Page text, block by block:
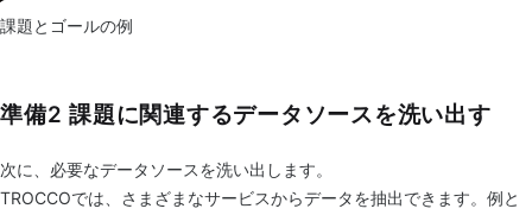
課題とゴールの例
準備2 課題に関連するデータソースを洗い出す
次に、必要なデータソースを洗い出します。
TROCCOでは、さまざまなサービスからデータを抽出できます。例と